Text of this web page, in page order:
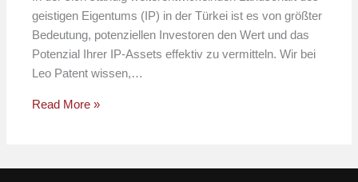
geistigen Eigentums (IP) in der Türkei ist es von größter
Bedeutung, potenziellen Investoren den Wert und das
Potenzial Ihrer IP-Assets effektiv zu vermitteln. Wir bei
Leo Patent wissen,…
Read More »